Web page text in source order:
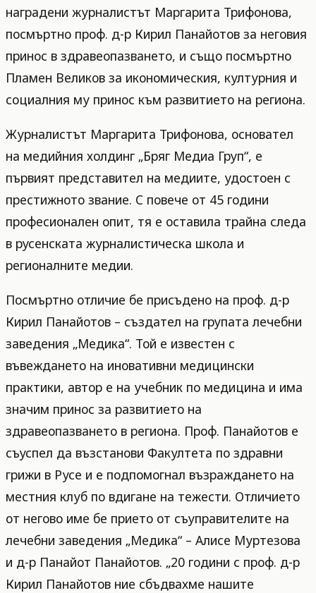
наградени журналистът Маргарита Трифонова,
посмъртно проф. д-р Кирил Панайотов за неговия
принос в здравеопазването, и също посмъртно
Пламен Великов за икономическия, културния и
социалния му принос към развитието на региона.
Журналистът Маргарита Трифонова, основател
на медийния холдинг „Бряг Медиа Груп“, е
първият представител на медиите, удостоен с
престижното звание. С повече от 45 години
професионален опит, тя е оставила трайна следа
в русенската журналистическа школа и
регионалните медии.
Посмъртно отличие бе присъдено на проф. д-р
Кирил Панайотов – създател на групата лечебни
заведения „Медика“. Той е известен с
въвеждането на иновативни медицински
практики, автор е на учебник по медицина и има
значим принос за развитието на
здравеопазването в региона. Проф. Панайотов е
съуспел да възстанови Факултета по здравни
грижи в Русе и е подпомогнал възраждането на
местния клуб по вдигане на тежести. Отличието
от негово име бе прието от съуправителите на
лечебни заведения „Медика“ – Алисе Муртезова
и д-р Панайот Панайотов. „20 години с проф. д-р
Кирил Панайотов ние сбъдвахме нашите